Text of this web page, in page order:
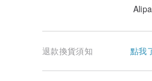
退款換貨須知 點我